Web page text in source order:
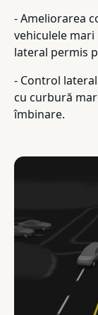
- Ameliorarea
vehiculele
lateral permis
- Control
cu curbură
îmbinare.